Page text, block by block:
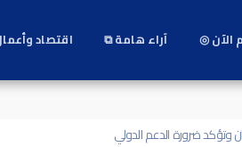
الآن ◎ آراء هامة ⧉ اقتصاد
وتؤكد ضرورة الدعم الدولي